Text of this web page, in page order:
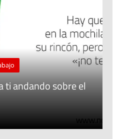
ti andando sobre el